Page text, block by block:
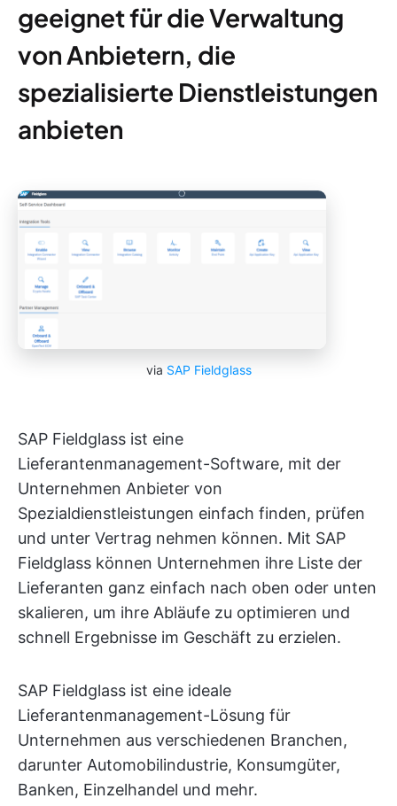
geeignet für die Verwaltung
von Anbietern, die
spezialisierte Dienstleistungen
anbieten
via SAP Fieldglass
SAP Fieldglass ist eine
Lieferantenmanagement-Software, mit der
Unternehmen Anbieter von
Spezialdienstleistungen einfach finden, prüfen
und unter Vertrag nehmen können. Mit SAP
Fieldglass können Unternehmen ihre Liste der
Lieferanten ganz einfach nach oben oder unten
skalieren, um ihre Abläufe zu optimieren und
schnell Ergebnisse im Geschäft zu erzielen.
SAP Fieldglass ist eine ideale
Lieferantenmanagement-Lösung für
Unternehmen aus verschiedenen Branchen,
darunter Automobilindustrie, Konsumgüter,
Banken, Einzelhandel und mehr.